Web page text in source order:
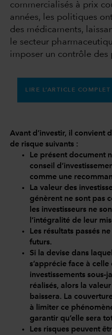
commercialisés à prix
années, les politiques
des médicaments,
le secteur
imposer un contrôle des
LIRE L’ARTICLE COMPLET
Avant d’investir, il convient
de risque suivants :
Le présent document
conseil
comme une
La valeur des
génèrent ne sont pas
les investisseurs ne
l’intégralité de leur
Les résultats passés
futurs.
Si la devise dans
s’apprécie face à
investissements sous-
réalisés, alors la
baissera. La
à limiter ce
garantir qu’elle sera
Les risques peuvent